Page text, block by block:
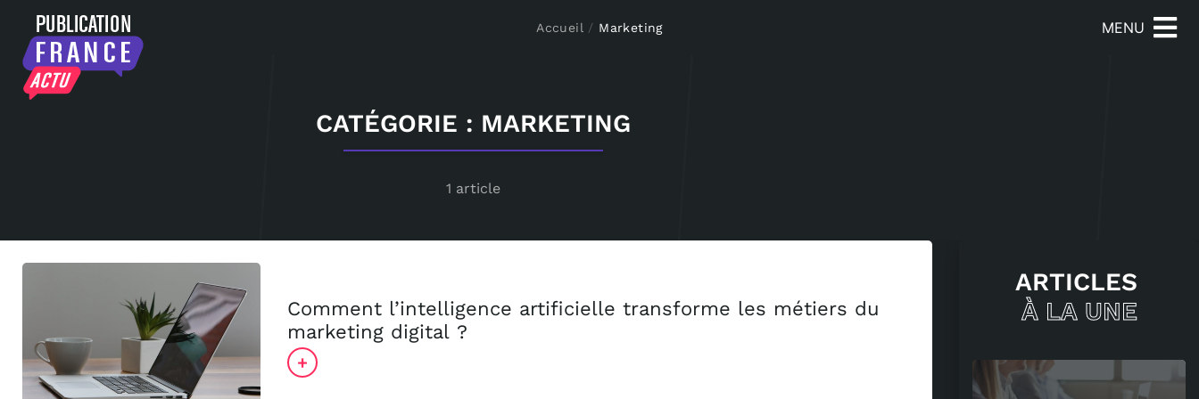
Accueil / Marketing MENU
CATÉGORIE : MARKETING
1 article
Comment l’intelligence artificielle transforme les métiers du
marketing digital ?
+
ARTICLES
À LA UNE